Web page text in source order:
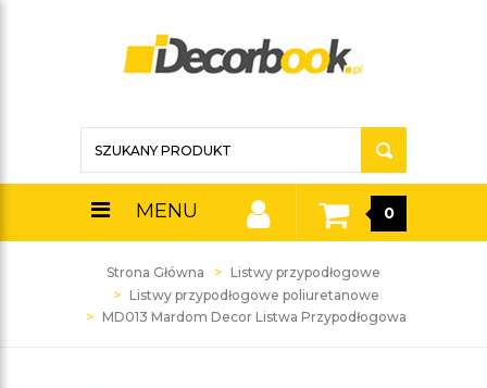
MENU 0
Strona Główna
Listwy przypodłogowe
Listwy przypodłogowe poliuretanowe
MD013 Mardom Decor Listwa Przypodłogowa